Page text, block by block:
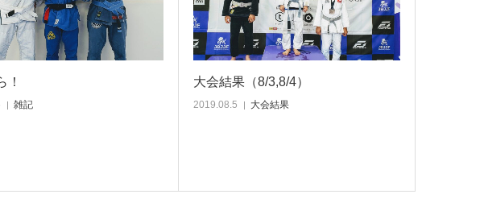
！
雑記
大会結果（8/3,8/4）
2019.08.5 大会結果